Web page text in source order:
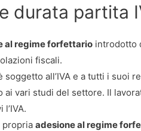
durata partita
al regime forfettario introdotto
fiscali.
soggetto all’IVA e a tutti i suoi
ai vari studi del settore. Il
propria adesione al regime